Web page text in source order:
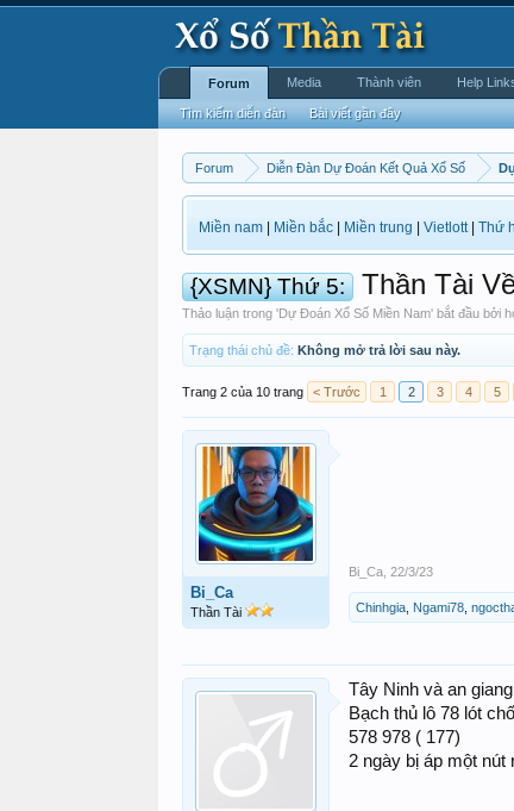
Forum Diễn Đàn Dự Đoán Kết Quả Xổ Số
Miền nam Miền bắc Miền trung Vietlott| Thứ
{XSMN} Thứ 5: Thần Tài
Thảo luận trong 'Dự Đoán Xổ Số Miền Nam' bắt đầu bởi
Trạng thái chủ đề: Không mở trả lời sau này.
Trang 2 của 10 trang < Trước 1 2 3 4 5
Bi_Ca
Thần Tài
Bi_Ca 22/3/23
Chinhgia Ngami78
Tây Ninh và an giang
Bạch thủ lô 78 lót
578 978 ( 177)
2 ngày bị áp một nút
Forum
Tìm kiếm diễn đàn Bài viết gần đây
Media Thành viên Help